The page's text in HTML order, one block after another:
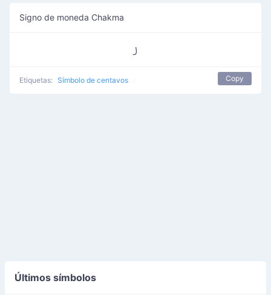
Signo de moneda Chakma
꠸
Etiquetas: Símbolo de centavos Copy
Últimos símbolos